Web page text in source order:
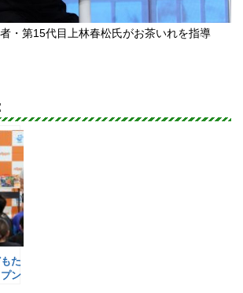
・第15代目上林春松氏がお茶いれを指導
た
ン